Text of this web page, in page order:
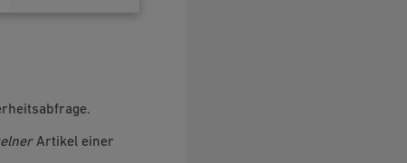
Artikel einer